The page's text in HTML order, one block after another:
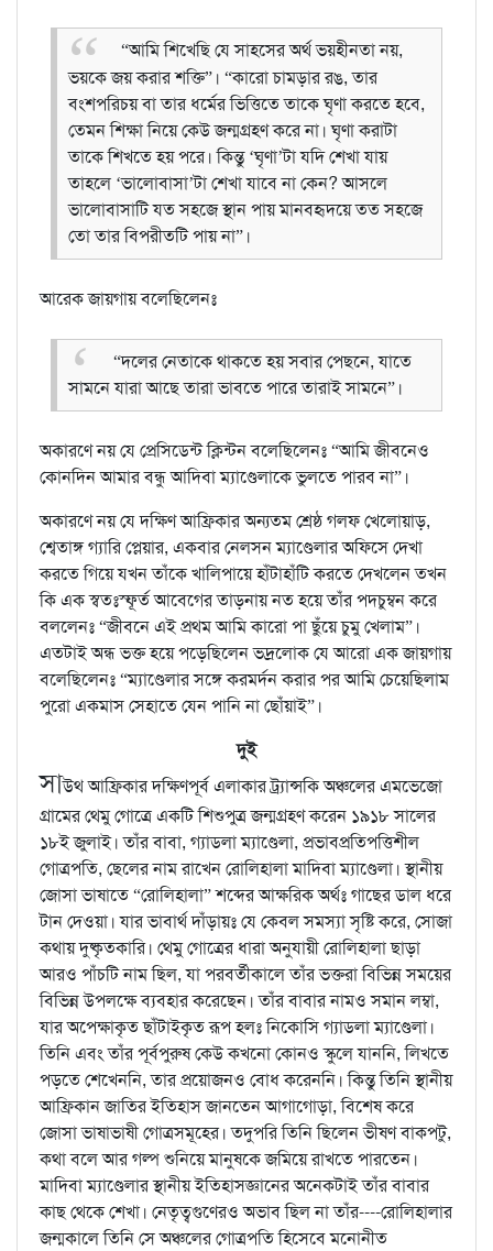
“আমি শিখেছি যে সাহসের অর্থ ভয়হীনতা নয়,
ভয়কে জয় করার শক্তি”। “কারো চামড়ার রঙ, তার
বংশপরিচয় বা তার ধর্মের ভিত্তিতে তাকে ঘৃণা করতে হবে,
তেমন শিক্ষা নিয়ে কেউ জন্মগ্রহণ করে না। ঘৃণা করাটা
তাকে শিখতে হয় পরে। কিন্তু ‘ঘৃণা’টা যদি শেখা যায়
তাহলে ‘ভালোবাসা’টা শেখা যাবে না কেন? আসলে
ভালোবাসাটি যত সহজে স্থান পায় মানবহৃদয়ে তত সহজে
তো তার বিপরীতটি পায় না”।
আরেক জায়গায় বলেছিলেনঃ
“দলের নেতাকে থাকতে হয় সবার পেছনে, যাতে
সামনে যারা আছে তারা ভাবতে পারে তারাই সামনে”।
অকারণে নয় যে প্রেসিডেন্ট ক্লিন্টন বলেছিলেনঃ “আমি জীবনেও
কোনদিন আমার বন্ধু আদিবা ম্যাণ্ডেলাকে ভুলতে পারব না”।
অকারণে নয় যে দক্ষিণ আফ্রিকার অন্যতম শ্রেষ্ঠ গলফ খেলোয়াড়,
শ্বেতাঙ্গ গ্যারি প্লেয়ার, একবার নেলসন ম্যাণ্ডেলার অফিসে দেখা
করতে গিয়ে যখন তাঁকে খালিপায়ে হাঁটাহাঁটি করতে দেখলেন তখন
কি এক স্বতঃস্ফূর্ত আবেগের তাড়নায় নত হয়ে তাঁর পদচুম্বন করে
বললেনঃ “জীবনে এই প্রথম আমি কারো পা ছুঁয়ে চুমু খেলাম”।
এতটাই অন্ধ ভক্ত হয়ে পড়েছিলেন ভদ্রলোক যে আরো এক জায়গায়
বলেছিলেনঃ “ম্যাণ্ডেলার সঙ্গে করমর্দন করার পর আমি চেয়েছিলাম
পুরো একমাস সেহাতে যেন পানি না ছোঁয়াই”।
দুই
সাউথ আফ্রিকার দক্ষিণপূর্ব এলাকার ট্র্যান্সকি অঞ্চলের এমভেজো
গ্রামের থেমু গোত্রে একটি শিশুপুত্র জন্মগ্রহণ করেন ১৯১৮ সালের
১৮ই জুলাই। তাঁর বাবা, গ্যাডলা ম্যাণ্ডেলা, প্রভাবপ্রতিপত্তিশীল
গোত্রপতি, ছেলের নাম রাখেন রোলিহালা মাদিবা ম্যাণ্ডেলা। স্থানীয়
জোসা ভাষাতে “রোলিহালা” শব্দের আক্ষরিক অর্থঃ গাছের ডাল ধরে
টান দেওয়া। যার ভাবার্থ দাঁড়ায়ঃ যে কেবল সমস্যা সৃষ্টি করে, সোজা
কথায় দুষ্কৃতকারি। থেমু গোত্রের ধারা অনুযায়ী রোলিহালা ছাড়া
আরও পাঁচটি নাম ছিল, যা পরবর্তীকালে তাঁর ভক্তরা বিভিন্ন সময়ের
বিভিন্ন উপলক্ষে ব্যবহার করেছেন। তাঁর বাবার নামও সমান লম্বা,
যার অপেক্ষাকৃত ছাঁটাইকৃত রূপ হলঃ নিকোসি গ্যাডলা ম্যাণ্ডেলা।
তিনি এবং তাঁর পূর্বপুরুষ কেউ কখনো কোনও স্কুলে যাননি, লিখতে
পড়তে শেখেননি, তার প্রয়োজনও বোধ করেননি। কিন্তু তিনি স্থানীয়
আফ্রিকান জাতির ইতিহাস জানতেন আগাগোড়া, বিশেষ করে
জোসা ভাষাভাষী গোত্রসমূহের। তদুপরি তিনি ছিলেন ভীষণ বাকপটু,
কথা বলে আর গল্প শুনিয়ে মানুষকে জমিয়ে রাখতে পারতেন।
মাদিবা ম্যাণ্ডেলার স্থানীয় ইতিহাসজ্ঞানের অনেকটাই তাঁর বাবার
কাছ থেকে শেখা। নেতৃত্বগুণেরও অভাব ছিল না তাঁর----রোলিহালার
জন্মকালে তিনি সে অঞ্চলের গোত্রপতি হিসেবে মনোনীত